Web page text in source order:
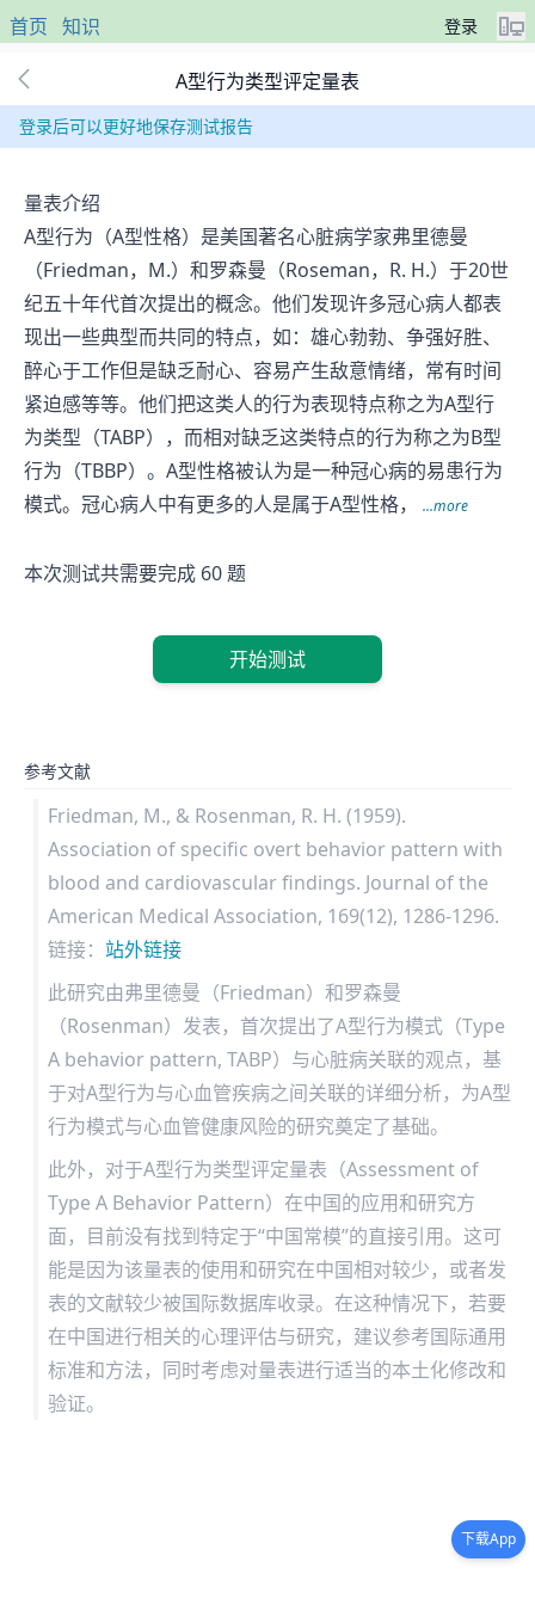
首页 知识 登录
A型行为类型评定量表
登录后可以更好地保存测试报告
量表介绍
A型行为（A型性格）是美国著名心脏病学家弗里德曼
（Friedman，M.）和罗森曼（Roseman，R. H.）于20世
纪五十年代首次提出的概念。他们发现许多冠心病人都表
现出一些典型而共同的特点，如：雄心勃勃、争强好胜、
醉心于工作但是缺乏耐心、容易产生敌意情绪，常有时间
紧迫感等等。他们把这类人的行为表现特点称之为A型行
为类型（TABP），而相对缺乏这类特点的行为称之为B型
行为（TBBP）。A型性格被认为是一种冠心病的易患行为
模式。冠心病人中有更多的人是属于A型性格，
...more
本次测试共需要完成 60 题
开始测试
下载App
参考文献
Friedman, M., & Rosenman, R. H. (1959).
Association of specific overt behavior pattern with
blood and cardiovascular findings. Journal of the
American Medical Association, 169(12), 1286-1296.
链接： 站外链接
此研究由弗里德曼（Friedman）和罗森曼
（Rosenman）发表，首次提出了A型行为模式（Type
A behavior pattern, TABP）与心脏病关联的观点，基
于对A型行为与心血管疾病之间关联的详细分析，为A型
行为模式与心血管健康风险的研究奠定了基础。
此外，对于A型行为类型评定量表（Assessment of
Type A Behavior Pattern）在中国的应用和研究方
面，目前没有找到特定于“中国常模”的直接引用。这可
能是因为该量表的使用和研究在中国相对较少，或者发
表的文献较少被国际数据库收录。在这种情况下，若要
在中国进行相关的心理评估与研究，建议参考国际通用
标准和方法，同时考虑对量表进行适当的本土化修改和
验证。